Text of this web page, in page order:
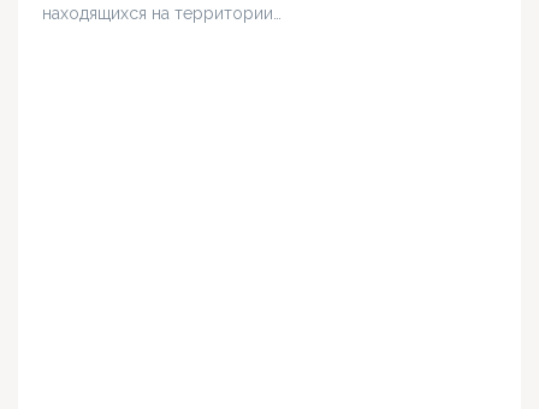
находящихся на территории…